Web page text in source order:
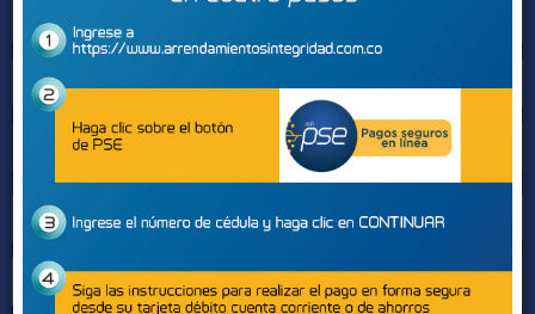
Municipios
Barrios
BUSCAR
Sectores